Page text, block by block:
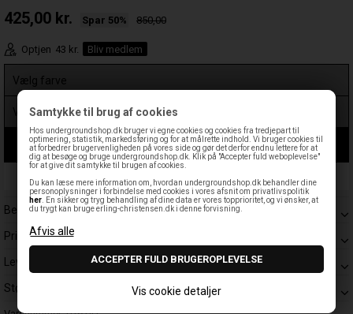
Samtykke til brug af cookies
Hos undergroundshop.dk bruger vi egne cookies og cookies fra tredjepart til
optimering, statistik, markedsføring og for at målrette indhold. Vi bruger cookies til
at forbedrer brugervenligheden på vores side og gør det derfor endnu lettere for at
dig at besøge og bruge undergroundshop.dk. Klik på "Accepter fuld weboplevelse"
for at give dit samtykke til brugen af cookies.
Du kan læse mere information om, hvordan undergroundshop.dk behandler dine
personoplysninger i forbindelse med cookies i vores afsnit om privatlivspolitik
her . En sikker og tryg behandling af dine data er vores topprioritet, og vi ønsker, at
du trygt kan bruge erling-christensen.dk i denne forvisning.
Vis cookie detaljer
425,00 kr. Spar 50% 850,00
Optjen 43 kr. Bliv medlem
LÆG I KURV
Leveringstid: 1-3 hverdage
Beskrivelse
Prisgaranti
Levering
Størrelsesguide